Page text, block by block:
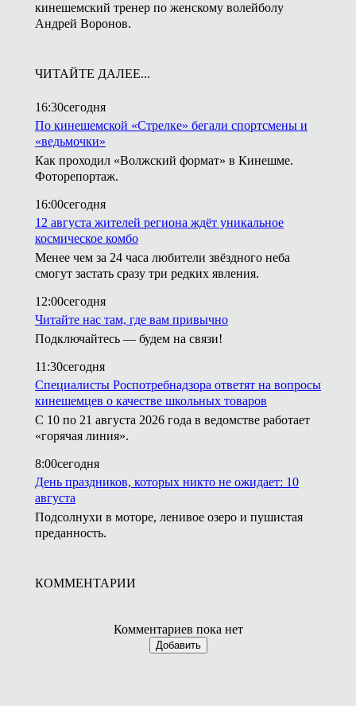
кинешемский тренер по женскому волейболу
Андрей Воронов.
ЧИТАЙТЕ ДАЛЕЕ...
16:30сегодня
По кинешемской «Стрелке» бегали спортсмены и
«ведьмочки»
Как проходил «Волжский формат» в Кинешме.
Фоторепортаж.
16:00сегодня
12 августа жителей региона ждёт уникальное
космическое комбо
Менее чем за 24 часа любители звёздного неба
смогут застать сразу три редких явления.
12:00сегодня
Читайте нас там, где вам привычно
Подключайтесь — будем на связи!
11:30сегодня
Специалисты Роспотребнадзора ответят на вопросы
кинешемцев о качестве школьных товаров
С 10 по 21 августа 2026 года в ведомстве работает
«горячая линия».
8:00сегодня
День праздников, которых никто не ожидает: 10
августа
Подсолнухи в моторе, ленивое озеро и пушистая
преданность.
КОММЕНТАРИИ
Комментариев пока нет
Добавить